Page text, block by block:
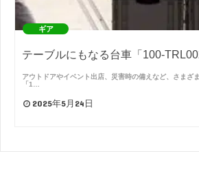
ギア
テーブルにもなる台車「100-
アウトドアやイベント出店、災害時の備えなど、さまざ
「1…
2025年5月24日